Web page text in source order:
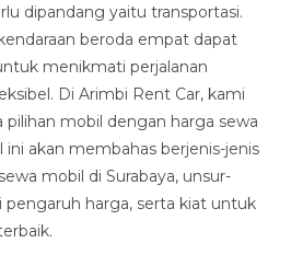
dipandang yaitu transportasi.
beroda empat dapat
menikmati perjalanan
Di Arimbi Rent Car, kami
pilihan mobil dengan harga sewa
akan membahas berjenis-jenis
mobil di Surabaya, unsur-
harga, serta kiat untuk